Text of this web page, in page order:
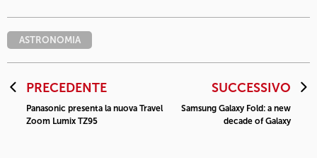
ASTRONOMIA
PRECEDENTE
Panasonic presenta la nuova Travel
Zoom Lumix TZ95
SUCCESSIVO
Samsung Galaxy Fold: a new
decade of Galaxy